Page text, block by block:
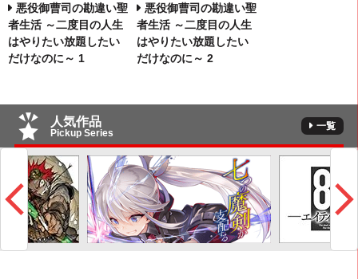
悪役御曹司の勘違い聖
者生活 ～二度目の人生
はやりたい放題したい
だけなのに～ 1
悪役御曹司の勘違い聖
者生活 ～二度目の人生
はやりたい放題したい
だけなのに～ 2
人気作品
Pickup Series
一覧